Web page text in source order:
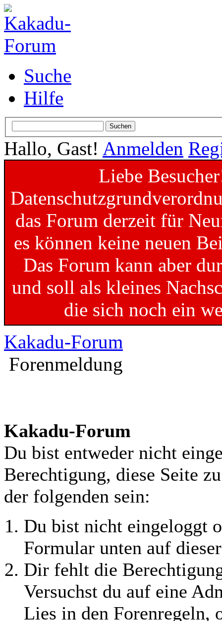
Suche
Hilfe
Hallo, Gast! Anmelden
Liebe
das Forum derzeit für
es können keine neuen
Das Forum kann aber
und soll als kleines
die sich noch ein
Kakadu-Forum
Forenmeldung
Kakadu-Forum
Du bist entweder nicht
Berechtigung, diese Seite
der folgenden sein:
Du bist nicht eingeloggt
Formular unten auf
Dir fehlt die
Versuchst du auf eine
Lies in den Forenregeln,